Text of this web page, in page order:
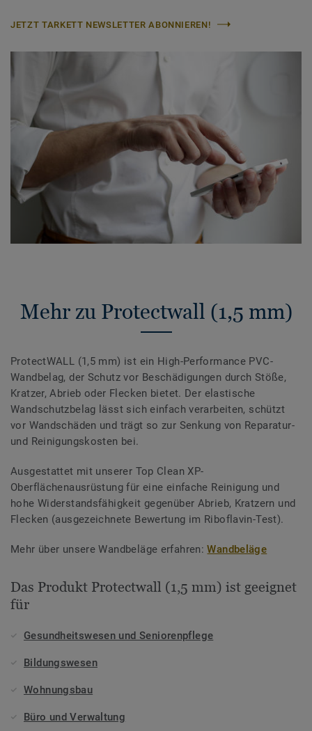
JETZT TARKETT NEWSLETTER ABONNIEREN!
Mehr zu Protectwall (1,5 mm)
ProtectWALL (1,5 mm) ist ein High-Performance PVC-
Wandbelag, der Schutz vor Beschädigungen durch Stöße,
Kratzer, Abrieb oder Flecken bietet. Der elastische
Wandschutzbelag lässt sich einfach verarbeiten, schützt
vor Wandschäden und trägt so zur Senkung von Reparatur-
und Reinigungskosten bei.
Ausgestattet mit unserer Top Clean XP-
Oberflächenausrüstung für eine einfache Reinigung und
hohe Widerstandsfähigkeit gegenüber Abrieb, Kratzern und
Flecken (ausgezeichnete Bewertung im Riboflavin-Test).
Mehr über unsere Wandbeläge erfahren:Wandbeläge
Das Produkt Protectwall (1,5 mm) ist geeignet
für
Gesundheitswesen und Seniorenpflege
Bildungswesen
Wohnungsbau
Büro und Verwaltung